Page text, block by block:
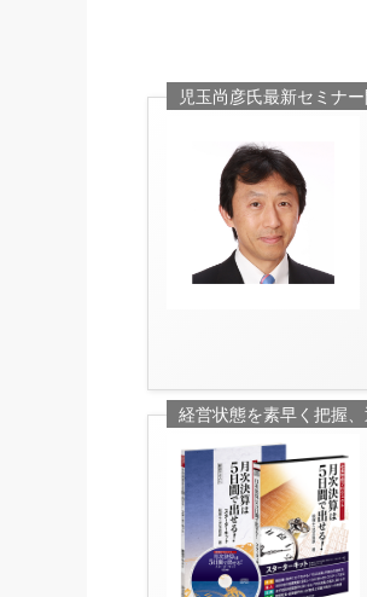
児玉尚彦氏最新セミナー
経営状態を素早く把握